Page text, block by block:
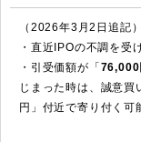
（2026年3月2日追記）
・直近IPOの不調を受
・引受価額が「 76,000
じまった時は、誠意買
円」付近で寄り付く可